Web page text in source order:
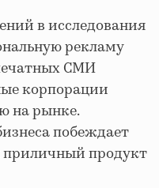
в исследования
рекламу
СМИ
корпорации
на рынке.
побеждает
продукт